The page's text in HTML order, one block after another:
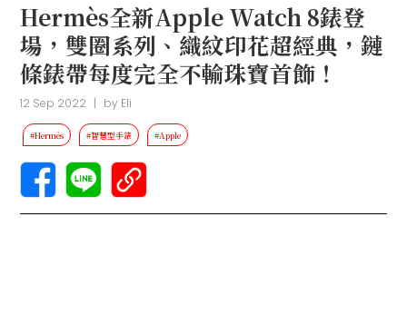
Hermès全新Apple Watch 8錶登
場，雙圈系列、織紋印花超經典，鏈
條錶帶每度完全不輸珠寶首飾！
12 Sep 2022 | by Eli
#Hermès #智慧型手錶 #Apple